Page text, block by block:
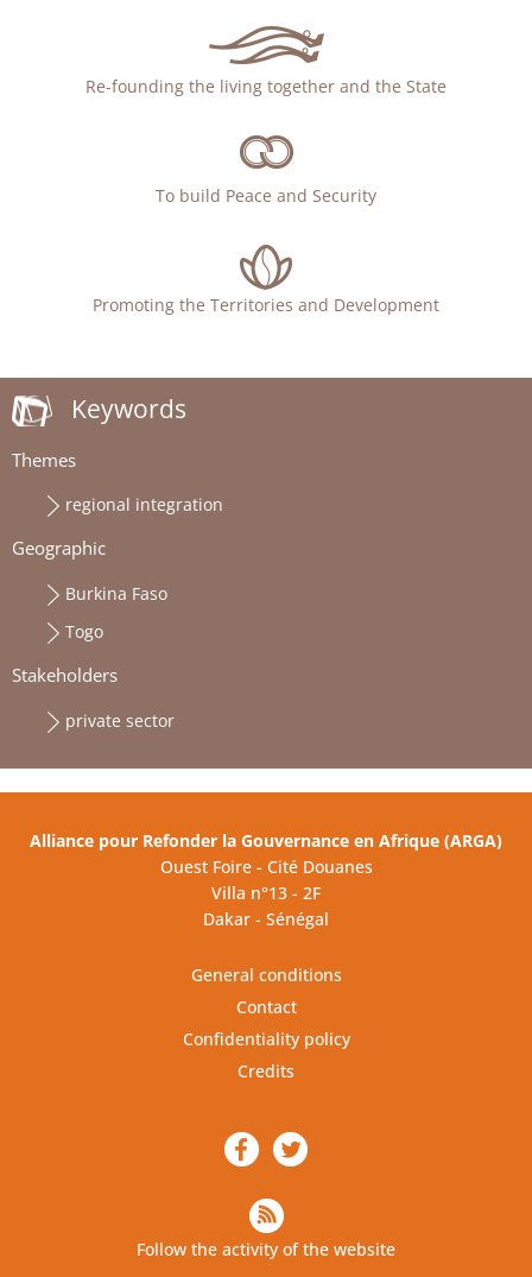
Re-founding the living together and the State
To build Peace and Security
Promoting the Territories and Development
Keywords
Themes
regional integration
Geographic
Burkina Faso
Togo
Stakeholders
private sector
Alliance pour Refonder la Gouvernance en Afrique (ARGA)
Ouest Foire - Cité Douanes
Villa n°13 - 2F
Dakar - Sénégal
General conditions
Contact
Confidentiality policy
Credits
Follow the activity of the website